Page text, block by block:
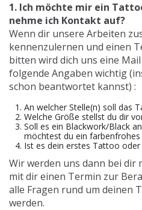
1. Ich möchte mir ein
nehme ich Kontakt auf?
Wenn dir unsere Arbeiten
kennenzulernen und einen
bitten wird dich uns eine
folgende Angaben wichtig
schon beantwortet kannst) :
An welcher Stelle(n) soll das
Welche Größe stellst du dir
Soll es ein Blackwork/Black
möchtest du ein
Ist es dein erstes Tattoo
Wir werden uns dann bei dir
mit dir einen Termin zur
alle Fragen rund um deinen
werden.